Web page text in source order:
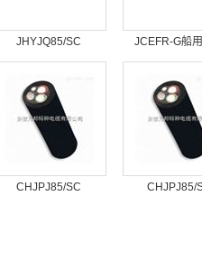
JHYJQ85/SC
JHYJPQ85/SC电缆
JCEFR-G船
CHJPJ85/SC CHJPJ85/